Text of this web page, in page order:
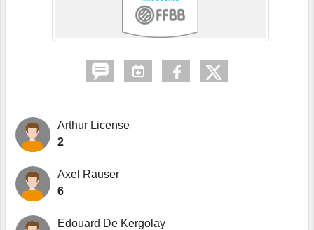
Arthur License
2
Axel Rauser
6
Edouard De Kergolay